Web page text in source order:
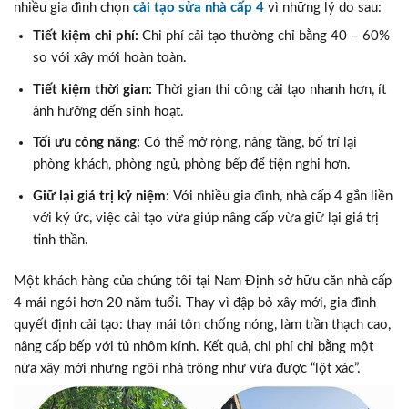
nhiều gia đình chọn cải tạo sửa nhà cấp 4 vì những lý do sau:
Tiết kiệm chi phí: Chi phí cải tạo thường chỉ bằng 40 – 60%
so với xây mới hoàn toàn.
Tiết kiệm thời gian:
Thời gian thi công cải tạo nhanh hơn, ít
ảnh hưởng đến sinh hoạt.
Tối ưu công năng: Có thể mở rộng, nâng tầng, bố trí lại
phòng khách, phòng ngủ, phòng bếp để tiện nghi hơn.
Giữ lại giá trị kỷ niệm: Với nhiều gia đình, nhà cấp 4 gắn liền
với ký ức, việc cải tạo vừa giúp nâng cấp vừa giữ lại giá trị
tinh thần.
Một khách hàng của chúng tôi tại Nam Định sở hữu căn nhà cấp
4 mái ngói hơn 20 năm tuổi. Thay vì đập bỏ xây mới, gia đình
quyết định cải tạo: thay mái tôn chống nóng, làm trần thạch cao,
nâng cấp bếp với tủ nhôm kính. Kết quả, chi phí chỉ bằng một
nửa xây mới nhưng ngôi nhà trông như vừa được “lột xác”.